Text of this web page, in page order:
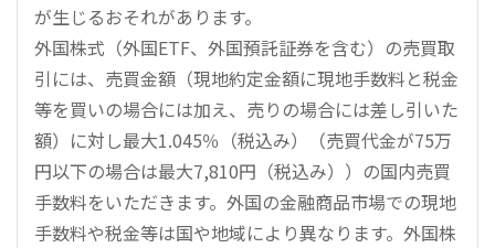
が生じるおそれがあります。
外国株式（外国ETF、外国預託証券を含む）の売買取
引には、売買金額（現地約定金額に現地手数料と税金
等を買いの場合には加え、売りの場合には差し引いた
額）に対し最大1.045％（税込み）（売買代金が75万
円以下の場合は最大7,810円（税込み））の国内売買
手数料をいただきます。外国の金融商品市場での現地
手数料や税金等は国や地域により異なります。外国株